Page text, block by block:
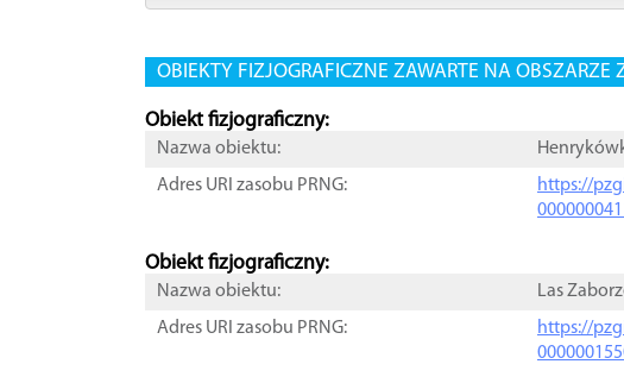
OBIEKTY FIZJOGRAFICZNE ZAWARTE NA OBSZARZE
Obiekt fizjograficzny:
Nazwa obiektu:
Adres URI zasobu PRNG:
https://
Obiekt fizjograficzny:
Nazwa obiektu:
Las
Adres URI zasobu PRNG:
https://